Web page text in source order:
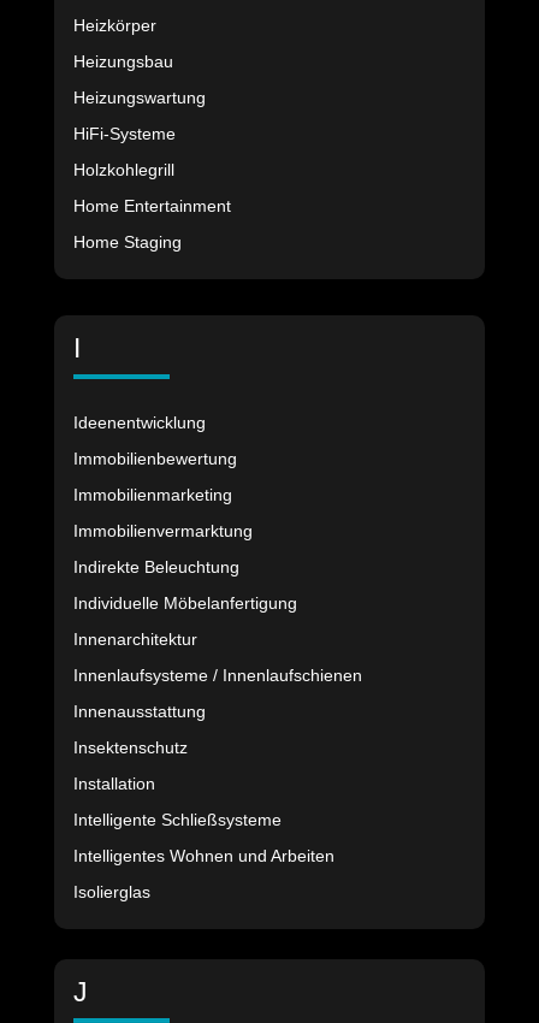
Heizkörper
Heizungsbau
Heizungswartung
HiFi-Systeme
Holzkohlegrill
Home Entertainment
Home Staging
I
Ideenentwicklung
Immobilienbewertung
Immobilienmarketing
Immobilienvermarktung
Indirekte Beleuchtung
Individuelle Möbelanfertigung
Innenarchitektur
Innenlaufsysteme / Innenlaufschienen
Innenausstattung
Insektenschutz
Installation
Intelligente Schließsysteme
Intelligentes Wohnen und Arbeiten
Isolierglas
J